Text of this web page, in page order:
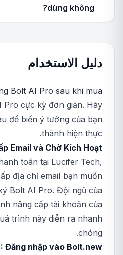
dùng không?
دليل الاستخدام
Bolt AI Pro sau khi mua
Pro cực kỳ đơn giản. Hãy
để biến ý tưởng của bạn
thành hiện thực.
Email và Chờ Kích Hoạt
toán tại Lucifer Tech,
địa chỉ email bạn muốn
Bolt AI Pro. Đội ngũ của
nâng cấp tài khoản của
trình này diễn ra nhanh
chóng.
Đăng nhập vào Bolt.new